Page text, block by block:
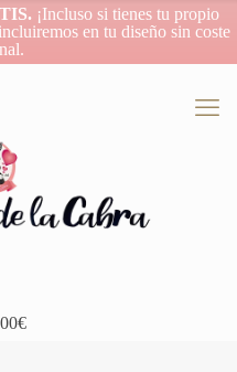
¡Incluso si tienes tu propio
en tu diseño sin coste